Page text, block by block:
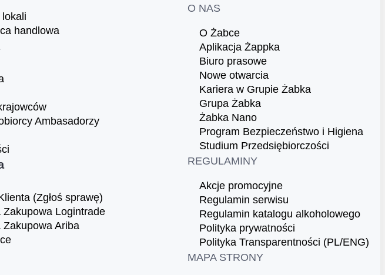
handlowa
Ambasadorzy
(Zgłoś sprawę)
Zakupowa Logintrade
Zakupowa Ariba
O NAS
O Żabce
Aplikacja Żappka
Biuro prasowe
Nowe otwarcia
Kariera w Grupie Żabka
Grupa Żabka
Żabka Nano
Program Bezpieczeństwo i Higiena
Studium Przedsiębiorczości
REGULAMINY
Akcje promocyjne
Regulamin serwisu
Regulamin katalogu alkoholowego
Polityka prywatności
Polityka Transparentności (PL/ENG)
MAPA STRONY